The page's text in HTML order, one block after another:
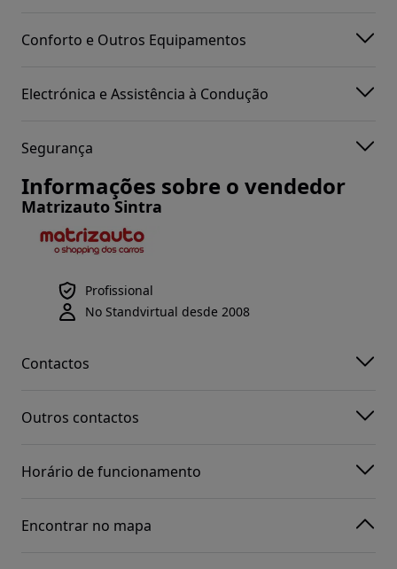
Conforto e Outros Equipamentos
Electrónica e Assistência à Condução
Segurança
Informações sobre o vendedor
Matrizauto Sintra
Profissional
No Standvirtual desde 2008
Contactos
Outros contactos
Horário de funcionamento
Encontrar no mapa